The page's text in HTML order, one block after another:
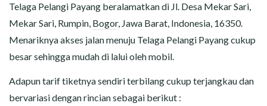
Telaga Pelangi Payang beralamatkan di Jl. Desa Mekar Sari,
Mekar Sari, Rumpin, Bogor, Jawa Barat, Indonesia, 16350.
Menariknya akses jalan menuju Telaga Pelangi Payang cukup
besar sehingga mudah di lalui oleh mobil.
Adapun tarif tiketnya sendiri terbilang cukup terjangkau dan
bervariasi dengan rincian sebagai berikut :